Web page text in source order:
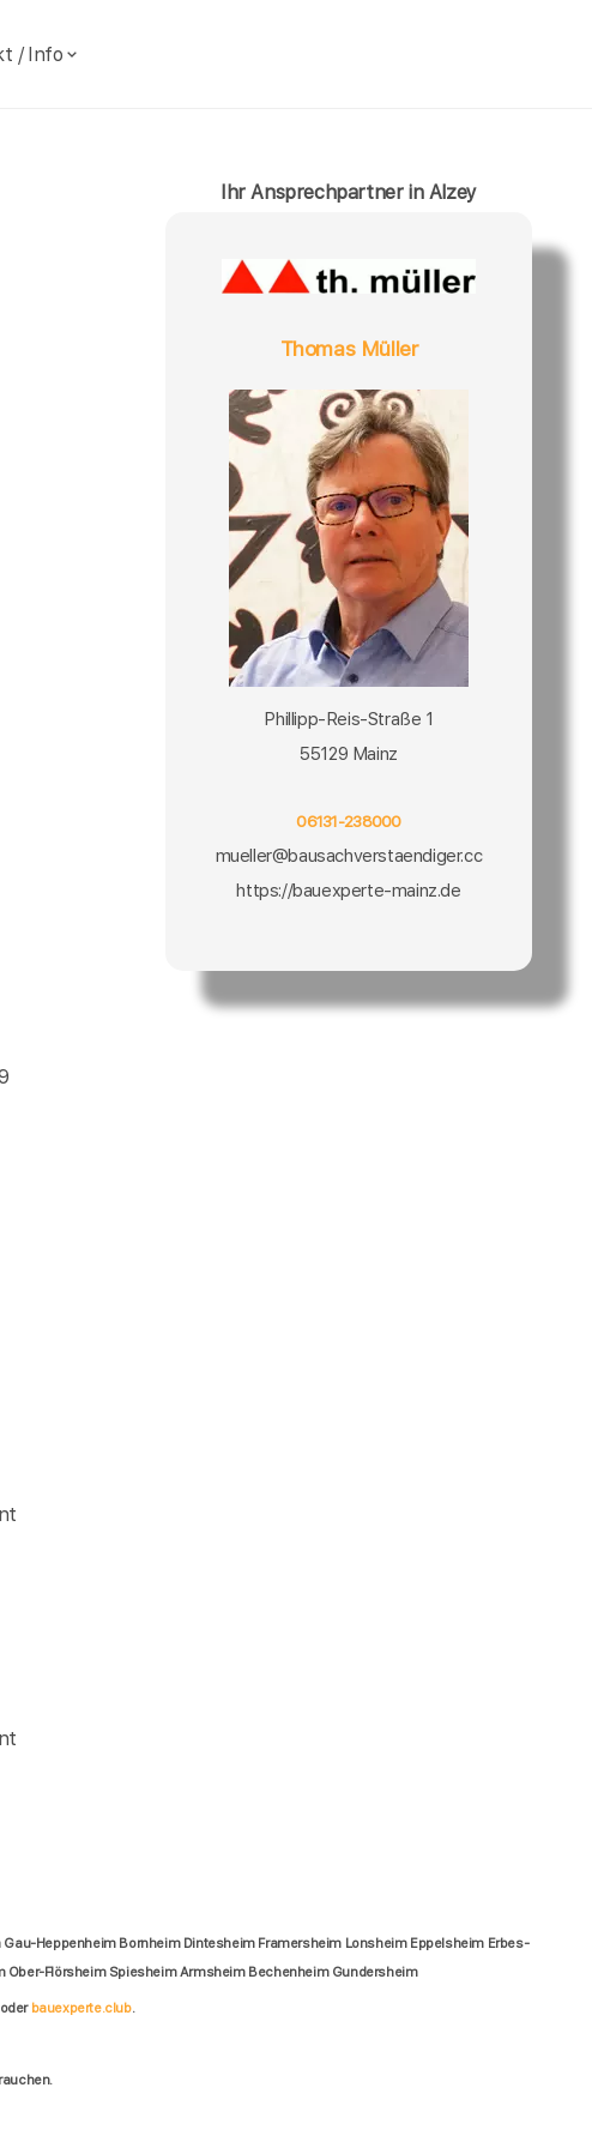
/ Info
Ihr Ansprechpartner in Alzey
Thomas Müller
Phillipp-Reis-Straße 1
55129 Mainz
06131-238000
mueller@bausachverstaendiger.cc
https://bauexperte-mainz.de
Heppenheim Bornheim Dintesheim Framersheim Lonsheim Eppelsheim Erbes-
Flörsheim Spiesheim Armsheim Bechenheim Gundersheim
oder bauexperte.club.